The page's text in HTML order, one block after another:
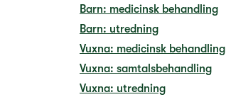
Barn: medicinsk behandling
Barn: utredning
Vuxna: medicinsk behandling
Vuxna: samtalsbehandling
Vuxna: utredning